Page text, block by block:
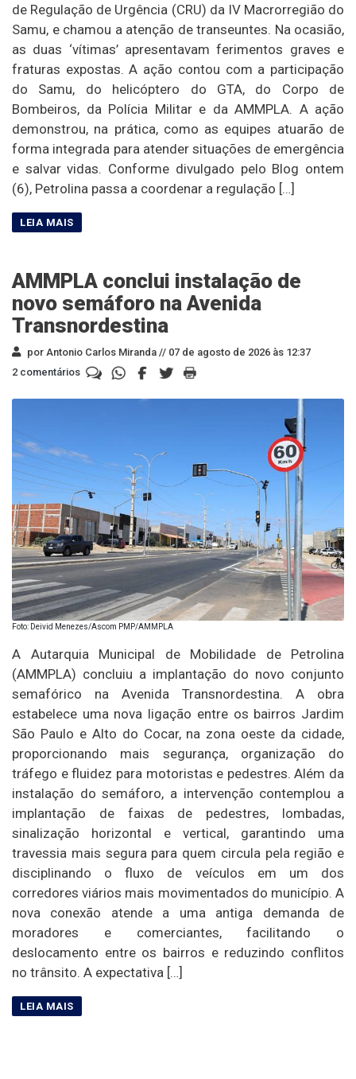
de Regulação de Urgência (CRU) da IV Macrorregião do
Samu, e chamou a atenção de transeuntes. Na ocasião,
as duas ‘vítimas’ apresentavam ferimentos graves e
fraturas expostas. A ação contou com a participação
do Samu, do helicóptero do GTA, do Corpo de
Bombeiros, da Polícia Militar e da AMMPLA. A ação
demonstrou, na prática, como as equipes atuarão de
forma integrada para atender situações de emergência
e salvar vidas. Conforme divulgado pelo Blog ontem
(6), Petrolina passa a coordenar a regulação […]
AMMPLA conclui instalação de
novo semáforo na Avenida
Transnordestina
por Antonio Carlos Miranda // 07 de agosto de 2026 às 12:37
2 comentários
Foto: Deivid Menezes/Ascom PMP/AMMPLA
A Autarquia Municipal de Mobilidade de Petrolina
(AMMPLA) concluiu a implantação do novo conjunto
semafórico na Avenida Transnordestina. A obra
estabelece uma nova ligação entre os bairros Jardim
São Paulo e Alto do Cocar, na zona oeste da cidade,
proporcionando mais segurança, organização do
tráfego e fluidez para motoristas e pedestres. Além da
instalação do semáforo, a intervenção contemplou a
implantação de faixas de pedestres, lombadas,
sinalização horizontal e vertical, garantindo uma
travessia mais segura para quem circula pela região e
disciplinando o fluxo de veículos em um dos
corredores viários mais movimentados do município. A
nova conexão atende a uma antiga demanda de
moradores e comerciantes, facilitando o
deslocamento entre os bairros e reduzindo conflitos
no trânsito. A expectativa […]